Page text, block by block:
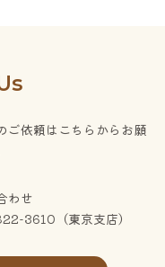
ご依頼はこちらからお願
わせ
3610（東京支店）